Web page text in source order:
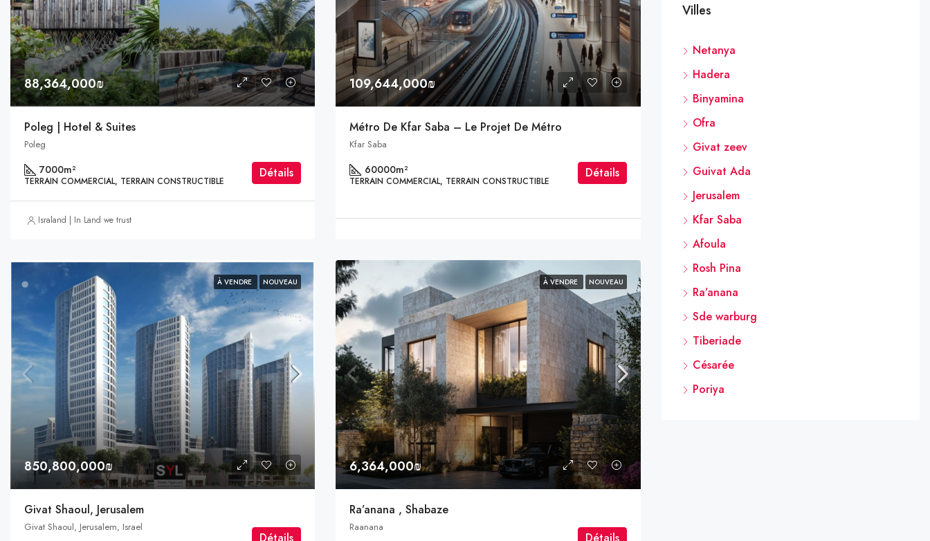
88,364,000₪
Poleg | Hotel & Suites
Poleg
7000m²
TERRAIN COMMERCIAL, TERRAIN CONSTRUCTIBLE
Détails
Israland | In Land we trust
109,644,000₪
Métro De Kfar Saba – Le Projet De Métro
Kfar Saba
60000m²
TERRAIN COMMERCIAL, TERRAIN CONSTRUCTIBLE
Détails
À VENDRE NOUVEAU
850,800,000₪
Givat Shaoul, Jerusalem
Givat Shaoul, Jerusalem, Israel
Détails
À VENDRE NOUVEAU
6,364,000₪
Ra’anana , Shabaze
Raanana
Détails
Villes
Netanya
Hadera
Binyamina
Ofra
Givat zeev
Guivat Ada
Jerusalem
Kfar Saba
Afoula
Rosh Pina
Ra’anana
Sde warburg
Tiberiade
Césarée
Poriya